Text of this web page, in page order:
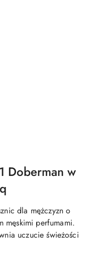
Doberman w
dla mężczyzn o
męskimi perfumami.
uczucie świeżości